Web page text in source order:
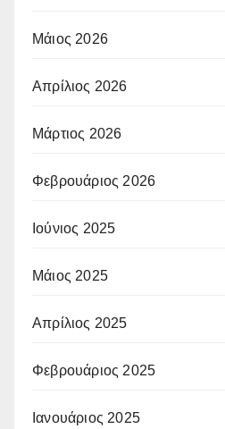
Μάιος 2026
Απρίλιος 2026
Μάρτιος 2026
Φεβρουάριος 2026
Ιούνιος 2025
Μάιος 2025
Απρίλιος 2025
Φεβρουάριος 2025
Ιανουάριος 2025